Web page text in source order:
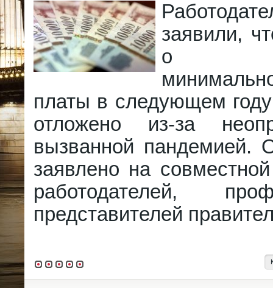
заявили,
о
платы в следующем
отложено из-за
вызванной пандемией.
заявлено на
работодателей,
представителей